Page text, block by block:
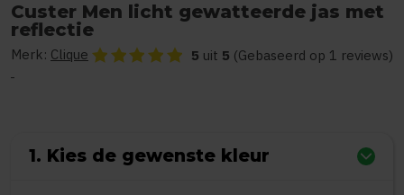
Custer Men licht gewatteerde jas met
reflectie
Merk: Clique De beoordeling van dit product is5 van de 5
5 uit 5 (Gebaseerd op 1 reviews)
1. Kies de gewenste kleur